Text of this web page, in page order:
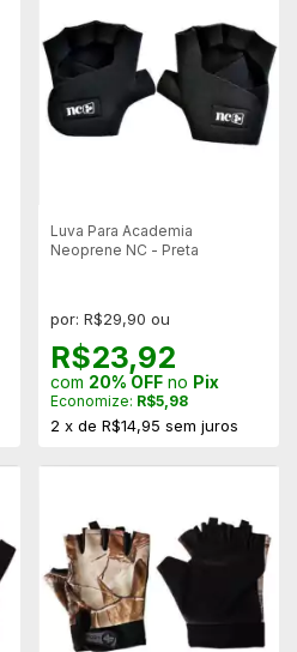
Luva Para Academia
Neoprene NC - Preta
por: R$29,90 ou
R$23,92
com 20% OFFno Pix
Economize: R$5,98
2 x de R$14,95 sem juros